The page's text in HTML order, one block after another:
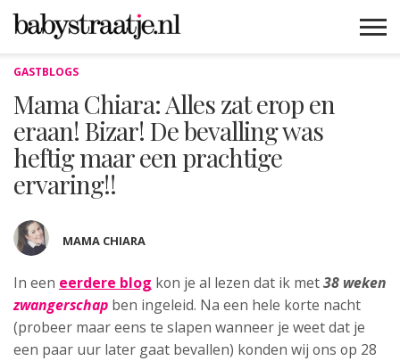
GASTBLOGS
Mama Chiara: Alles zat erop en
eraan! Bizar! De bevalling was
heftig maar een prachtige
ervaring!!
MAMA CHIARA
In een eerdere blog kon je al lezen dat ik met38 weken
zwangerschap ben ingeleid. Na een hele korte nacht
(probeer maar eens te slapen wanneer je weet dat je
een paar uur later gaat bevallen) konden wij ons op 28